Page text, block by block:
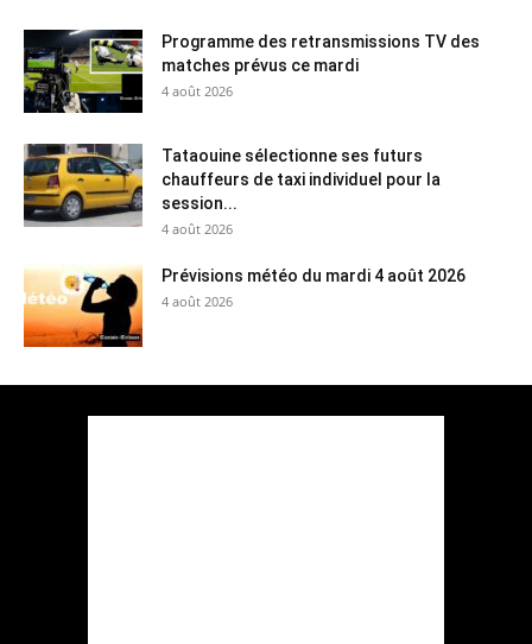
Programme des retransmissions TV des
matches prévus ce mardi
4 août 2026
Tataouine sélectionne ses futurs
chauffeurs de taxi individuel pour la
session...
4 août 2026
Prévisions météo du mardi 4 août 2026
4 août 2026